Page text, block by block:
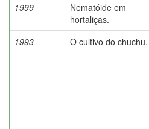
1999
Nematóide em
hortaliças.
1993 O cultivo do chuchu.